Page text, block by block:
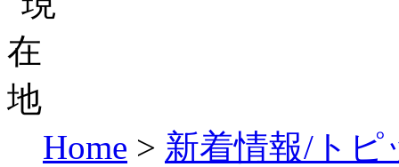
Home > 新着情報/ト